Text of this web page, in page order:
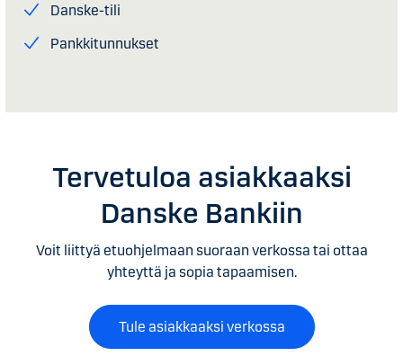
Danske-tili
Pankkitunnukset
Tervetuloa asiakkaaksi
Danske Bankiin
Voit liittyä etuohjelmaan suoraan verkossa tai ottaa
yhteyttä ja sopia tapaamisen.
Tule asiakkaaksi verkossa